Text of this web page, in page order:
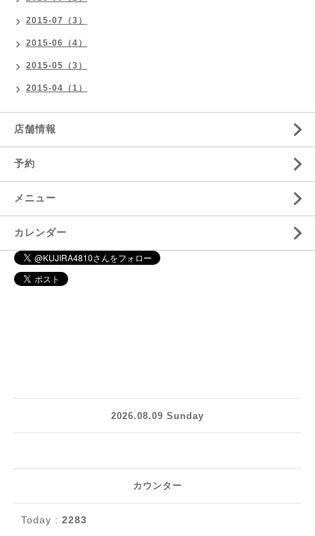
2015-07（3）
2015-06（4）
2015-05（3）
2015-04（1）
店舗情報
予約
メニュー
カレンダー
2026.08.09 Sunday
カウンター
Today : 2283